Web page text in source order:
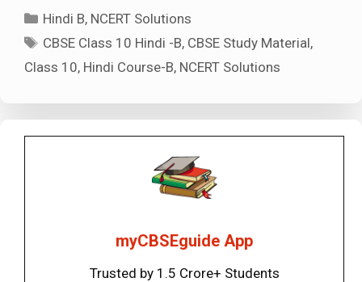
Categories
Hindi B, NCERT Solutions
Tags
CBSE Class 10 Hindi -B, CBSE Study Material,
Class 10, Hindi Course-B, NCERT Solutions
myCBSEguide App
Trusted by 1.5 Crore+ Students